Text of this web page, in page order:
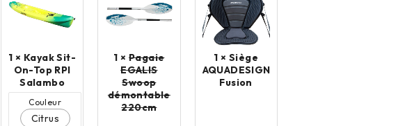
1 × Kayak Sit-
On-Top RPI
Salambo
Couleur
Citrus
1 × Pagaie
EGALIS
Swoop
démontable
220cm
1 × Siège
AQUADESIGN
Fusion